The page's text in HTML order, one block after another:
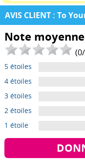
AVIS CLIENT : To
Note
(0/
5 étoiles
4 étoiles
3 étoiles
2 étoiles
1 étoile